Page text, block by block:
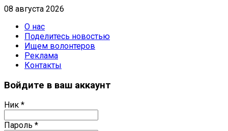
08 августа 2026
О нас
Поделитесь новостью
Ищем волонтеров
Реклама
Контакты
Войдите в ваш аккаунт
Ник *
Пароль *